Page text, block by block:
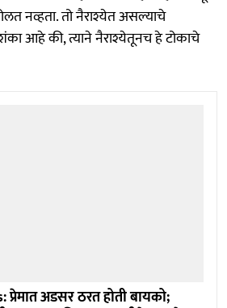
नव्हता. तो नैराश्येत असल्याचे
आहे की, त्याने नैराश्येतूनच हे टोकाचे
अडसर ठरत होती बायको;